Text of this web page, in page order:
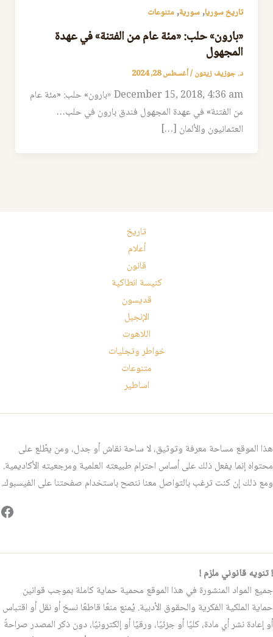
تاريخ سوريا,سورية,متنوعات
«بارون» حلب: «مئة عام من الفتنة» في عهدة
المجهول
د. جوزيف زيتون/أغسطس 28, 2024
December 15, 2018, 4:36 am «بارون» حلب: «مئة عام
من الفتنة» في عهدة المجهول فندق بارون في حلب…
العثمانيون والألمان […]
تاريخ
أعلام
قانون
كنيسة انطاكية
قديسون
الإنجيل
اللاهوت
خواطر وتجليات
متنوعات
اساطير
هذا الموقع مساحة معرفة وتوثيق، لا ساحة نقاش أو جدل، ومن يطّلع على
محتواه إنما يفعل ذلك على أساس احترام طبيعته العلمية ومرجعيته الأكاديمية.
ومع ذلك إن كنت ترغب بالتواصل معنا ننصح باستخدام صفحتنا على الفيسبوك.
! تنويه قانوني ملزم !
جميع المواد المنشورة في هذا الموقع محمية حماية كاملة بموجب قوانين
حماية الملكية الفكرية والحقوق الأدبية. يُمنع منعًا قاطعًا نسخ أو نقل أو اقتباس
أو إعادة نشر أي مادة، كليًا أو جزئيًا، ورقيًا أو إلكترونيًا، دون ذكر المصدر صراحةً